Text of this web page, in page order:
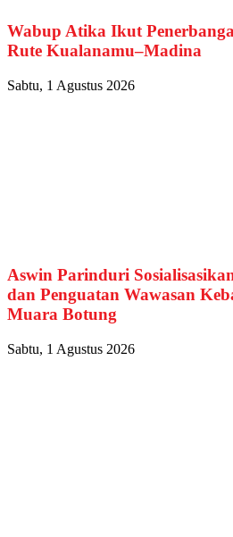
Wabup Atika Ikut
Rute Kualanamu–Madina
Sabtu, 1 Agustus 2026
Aswin Parinduri
dan Penguatan Wawasan
Muara Botung
Sabtu, 1 Agustus 2026